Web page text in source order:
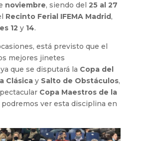
noviembre, siendo del 25 al 27
Recinto Ferial IFEMA Madrid,
12 y 14.
está previsto que el
mejores jinetes
que se disputará la Copa del
Clásicay Salto de Obstáculos,
Copa Maestros de la
podremos ver esta disciplina en